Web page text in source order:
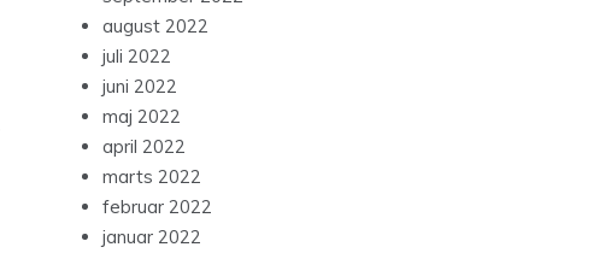
august 2022
juli 2022
juni 2022
maj 2022
april 2022
marts 2022
februar 2022
januar 2022